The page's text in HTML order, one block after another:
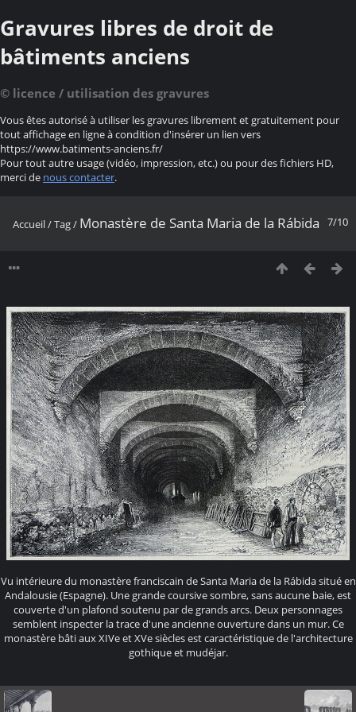
Gravures libres de droit de
bâtiments anciens
© licence / utilisation des gravures
Vous êtes autorisé à utiliser les gravures librement et gratuitement pour
tout affichage en ligne à condition d'insérer un lien vers
https://www.batiments-anciens.fr/
Pour tout autre usage (vidéo, impression, etc.) ou pour des fichiers HD,
merci de nous contacter.
7/10
Accueil/Tag/ Monastère de Santa Maria de la Rábida
Vu intérieure du monastère franciscain de Santa Maria de la Rábida situé en
Andalousie (Espagne). Une grande coursive sombre, sans aucune baie, est
couverte d'un plafond soutenu par de grands arcs. Deux personnages
semblent inspecter la trace d'une ancienne ouverture dans un mur. Ce
monastère bâti aux XIVe et XVe siècles est caractéristique de l'architecture
gothique et mudéjar.